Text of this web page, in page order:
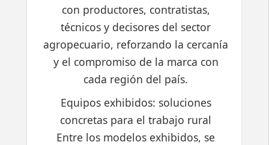
con productores, contratistas,
técnicos y decisores del sector
agropecuario, reforzando la cercanía
y el compromiso de la marca con
cada región del país.
Equipos exhibidos: soluciones
concretas para el trabajo rural
Entre los modelos exhibidos, se